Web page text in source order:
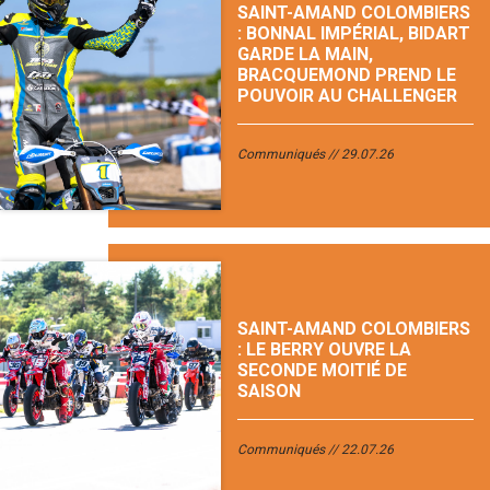
SAINT-AMAND COLOMBIERS
: BONNAL IMPÉRIAL, BIDART
GARDE LA MAIN,
BRACQUEMOND PREND LE
POUVOIR AU CHALLENGER
Communiqués 29.07.26
SAINT-AMAND COLOMBIERS
: LE BERRY OUVRE LA
SECONDE MOITIÉ DE
SAISON
Communiqués 22.07.26